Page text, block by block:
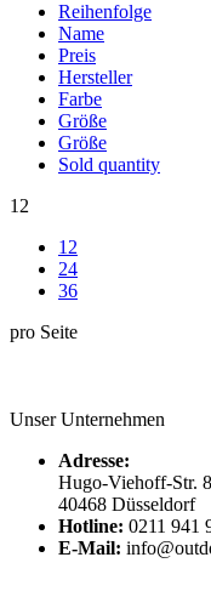
Reihenfolge
Name
Preis
Hersteller
Farbe
Größe
Größe
Sold quantity
12
12
24
36
pro Seite
Unser Unternehmen
Adresse:
Hugo-Viehoff-Str.
40468 Düsseldorf
Hotline: 0211 941
E-Mail: